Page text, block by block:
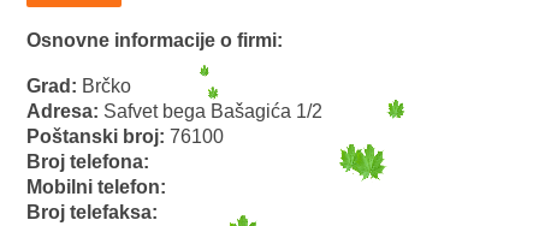
Osnovne informacije o firmi:
Grad: Brčko
Adresa: Safvet bega Bašagića 1/2
Poštanski broj:76100
Broj telefona:
Mobilni telefon:
Broj telefaksa: